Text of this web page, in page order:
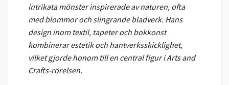
intrikata mönster inspirerade av naturen, ofta
med blommor och slingrande bladverk. Hans
design inom textil, tapeter och bokkonst
kombinerar estetik och hantverksskicklighet,
vilket gjorde honom till en central figur i Arts and
Crafts-rörelsen.